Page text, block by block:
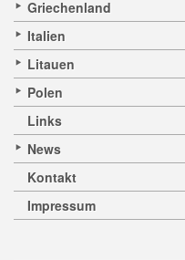
Griechenland
Italien
Litauen
Polen
Links
News
Kontakt
Impressum